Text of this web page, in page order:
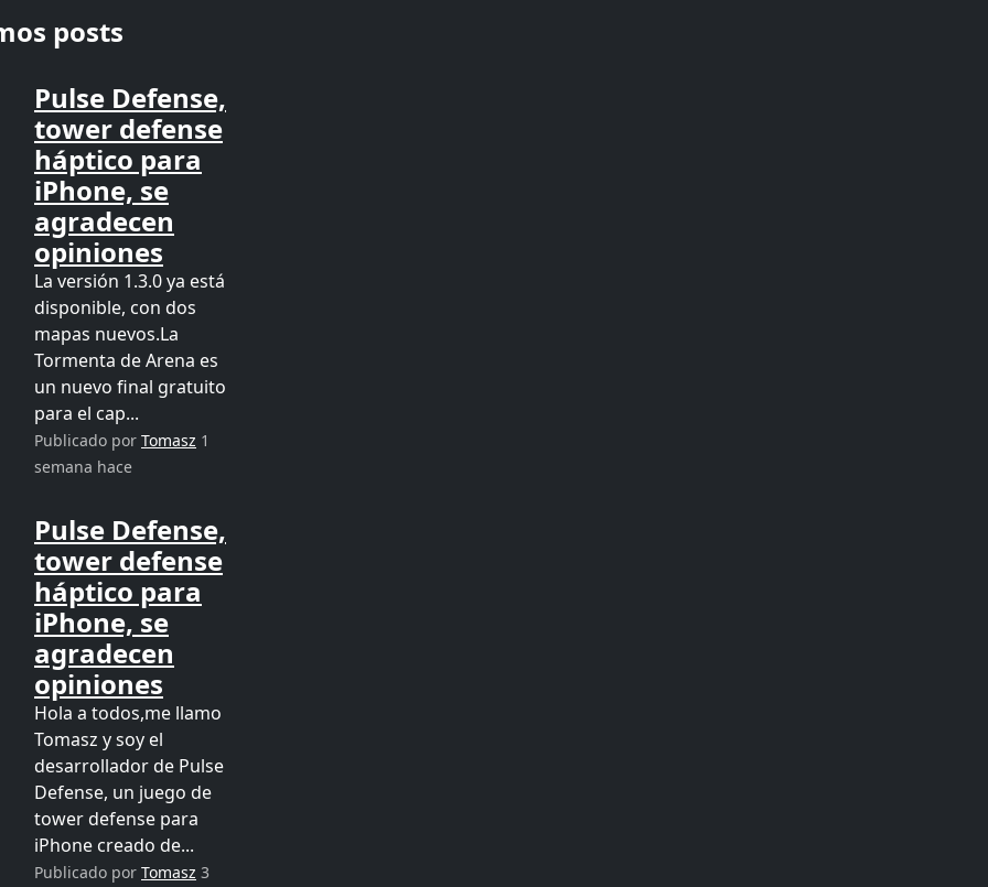
posts
Pulse Defense,
tower defense
háptico para
iPhone, se
agradecen
opiniones
La versión 1.3.0 ya está
disponible, con dos
mapas nuevos.La
Tormenta de Arena es
un nuevo final gratuito
para el cap...
Publicado por Tomasz 1
semana hace
Pulse Defense,
tower defense
háptico para
iPhone, se
agradecen
opiniones
Hola a todos,me llamo
Tomasz y soy el
desarrollador de Pulse
Defense, un juego de
tower defense para
iPhone creado de...
Publicado por Tomasz 3